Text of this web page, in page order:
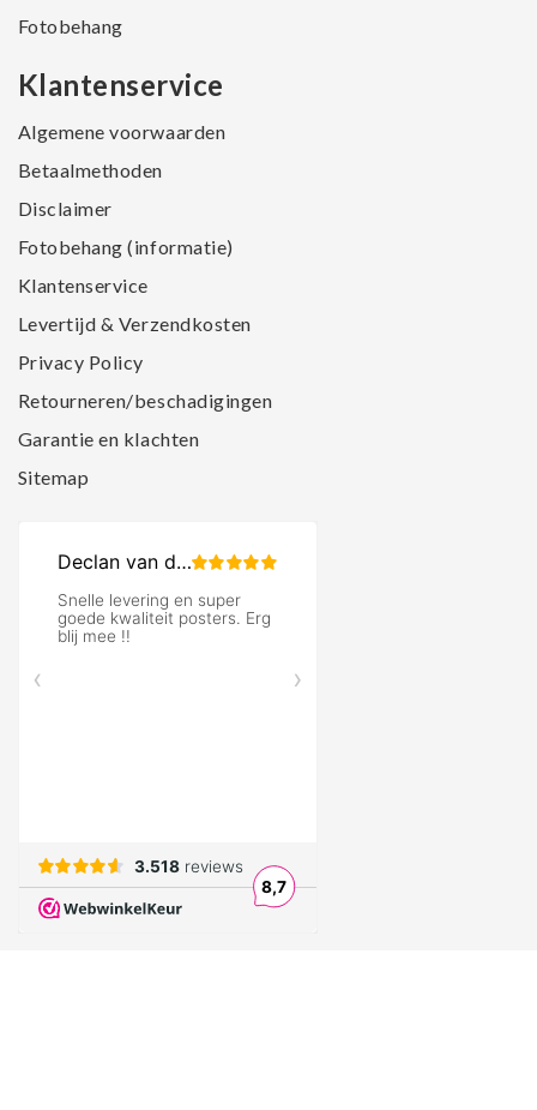
Fotobehang
Klantenservice
Algemene voorwaarden
Betaalmethoden
Disclaimer
Fotobehang (informatie)
Klantenservice
Levertijd & Verzendkosten
Privacy Policy
Retourneren/beschadigingen
Garantie en klachten
Sitemap